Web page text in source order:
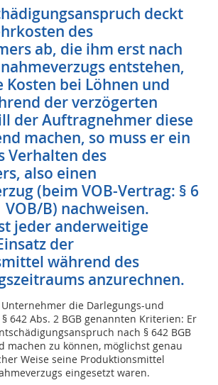
deckt
des
ab, die ihm erst nach
entstehen,
Kosten bei Löhnen und
der verzögerten
der Auftragnehmer diese
machen, so muss er ein
Verhalten des
also einen
(beim VOB-Vertrag: § 6
VOB/B) nachweisen.
jeder anderweitige
der
während des
anzurechnen.
die Darlegungs-und
642 Abs. 2 BGB genannten Kriterien: Er
nach § 642 BGB
machen zu können, möglichst genau
Weise seine Produktionsmittel
eingesetzt waren.